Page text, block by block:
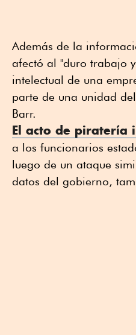
Además de la
afectó al "duro trabajo
intelectual de una
parte de una unidad
Barr.
El acto de piratería
a los funcionarios
luego de un ataque
datos del gobierno,